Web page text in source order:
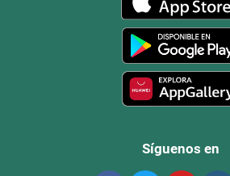
Síguenos en